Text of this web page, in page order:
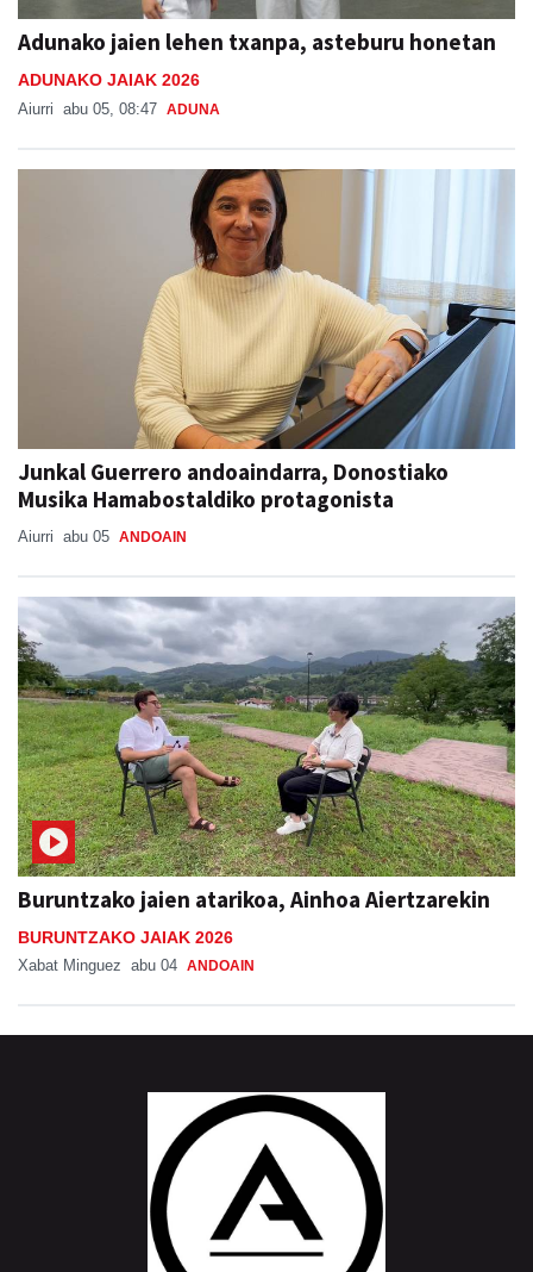
Adunako jaien lehen txanpa, asteburu honetan
ADUNAKO JAIAK 2026
Aiurri abu 05, 08:47 ADUNA
Junkal Guerrero andoaindarra, Donostiako
Musika Hamabostaldiko protagonista
Aiurri abu 05 ANDOAIN
Buruntzako jaien atarikoa, Ainhoa Aiertzarekin
BURUNTZAKO JAIAK 2026
Xabat Minguez abu 04 ANDOAIN